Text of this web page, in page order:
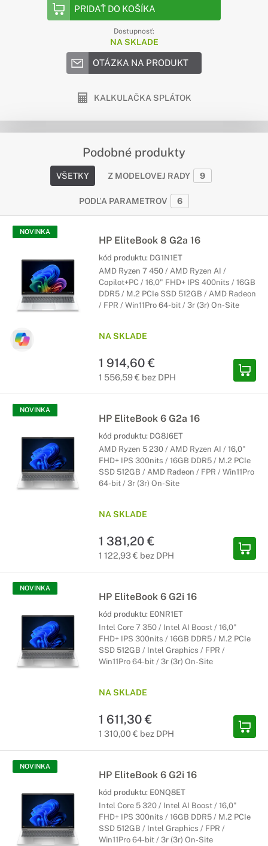
PRIDAŤ DO KOŠÍKA
Dostupnosť:
NA SKLADE
OTÁZKA NA PRODUKT
KALKULAČKA SPLÁTOK
Podobné produkty
VŠETKY Z MODELOVEJ RADY 9
PODĽA PARAMETROV 6
NOVINKA
HP EliteBook 8 G2a 16
kód produktu: DG1N1ET
AMD Ryzen 7 450 / AMD Ryzen AI /
Copilot+PC / 16,0" FHD+ IPS 400nits / 16GB
DDR5 / M.2 PCIe SSD 512GB / AMD Radeon
/ FPR / Win11Pro 64-bit / 3r (3r) On-Site
NA SKLADE
1 914,60 €
1 556,59 € bez DPH
NOVINKA
HP EliteBook 6 G2a 16
kód produktu: DG8J6ET
AMD Ryzen 5 230 / AMD Ryzen AI / 16,0"
FHD+ IPS 300nits / 16GB DDR5 / M.2 PCIe
SSD 512GB / AMD Radeon / FPR / Win11Pro
64-bit / 3r (3r) On-Site
NA SKLADE
1 381,20 €
1 122,93 € bez DPH
NOVINKA
HP EliteBook 6 G2i 16
kód produktu: E0NR1ET
Intel Core 7 350 / Intel AI Boost / 16,0"
FHD+ IPS 300nits / 16GB DDR5 / M.2 PCIe
SSD 512GB / Intel Graphics / FPR /
Win11Pro 64-bit / 3r (3r) On-Site
NA SKLADE
1 611,30 €
1 310,00 € bez DPH
NOVINKA
HP EliteBook 6 G2i 16
kód produktu: E0NQ8ET
Intel Core 5 320 / Intel AI Boost / 16,0"
FHD+ IPS 300nits / 16GB DDR5 / M.2 PCIe
SSD 512GB / Intel Graphics / FPR /
Win11Pro 64-bit / 3r (3r) On-Site